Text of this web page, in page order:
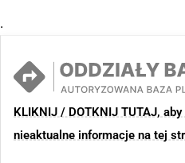
.
KLIKNIJ / DOTKNIJ TUTAJ, aby
nieaktualne informacje na tej